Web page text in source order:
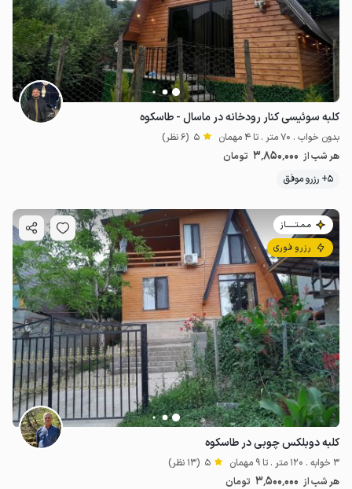
کلبه سوئیسی کنار رودخانه در ماسال - طاسکوه
بدون خواب . 70 متر . تا 4 مهمان 5 (6 نظر)
هر شب از 3٬850٬000 تومان
5+ رزرو موفق
مـمـتــــــاز
رزرو فوری
کلبه دوبلکس چوبی در طاسکوه
3 خوابه . 120 متر . تا 9 مهمان 5 (13 نظر)
هر شب از 3٬500٬000 تومان